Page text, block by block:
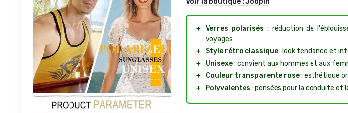
Voir la boutique : Joopin
＋ Verres polarisés : réduction de
voyages
＋
Style rétro classique: look tendance et
＋
Unisexe: convient aux hommes et aux
＋
Couleur transparente rose: esthétique
＋
Polyvalentes : pensées pour la conduite et